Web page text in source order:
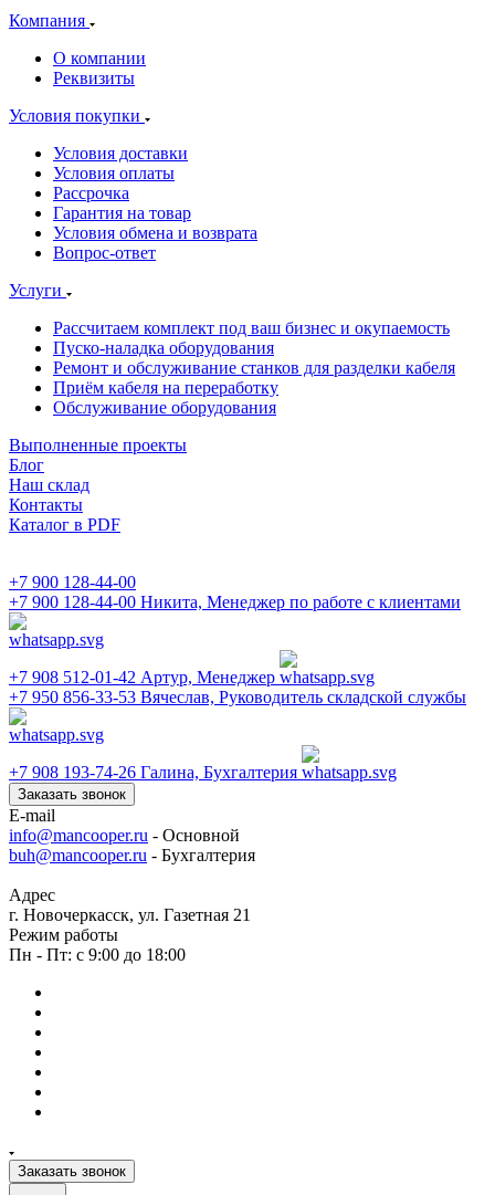
Компания
О компании
Реквизиты
Условия покупки
Условия доставки
Условия оплаты
Рассрочка
Гарантия на товар
Условия обмена и возврата
Вопрос-ответ
Услуги
Рассчитаем комплект под ваш бизнес и окупаемость
Пуско-наладка оборудования
Ремонт и обслуживание станков для разделки кабеля
Приём кабеля на переработку
Обслуживание оборудования
Выполненные проекты
Блог
Наш склад
Контакты
Каталог в PDF
+7 900 128-44-00
+7 900 128-44-00 Никита, Менеджер по работе с клиентами
+7 908 512-01-42 Артур, Менеджер
+7 950 856-33-53 Вячеслав, Руководитель складской службы
+7 908 193-74-26 Галина, Бухгалтерия
Заказать звонок
E-mail
info@mancooper.ru - Основной
buh@mancooper.ru - Бухгалтерия
Адрес
г. Новочеркасск, ул. Газетная 21
Режим работы
Пн - Пт: с 9:00 до 18:00
Заказать звонок